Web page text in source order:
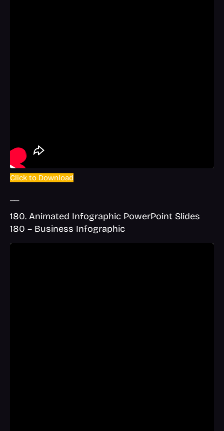
Click to Download
180. Animated Infographic PowerPoint Slides
180 – Business Infographic